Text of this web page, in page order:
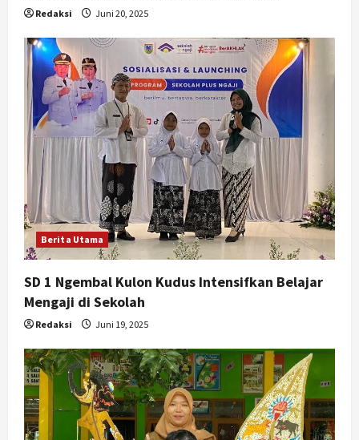
Redaksi Juni 20, 2025
Berita Utama
SD 1 Ngembal Kulon Kudus Intensifkan Belajar
Mengaji di Sekolah
Redaksi Juni 19, 2025